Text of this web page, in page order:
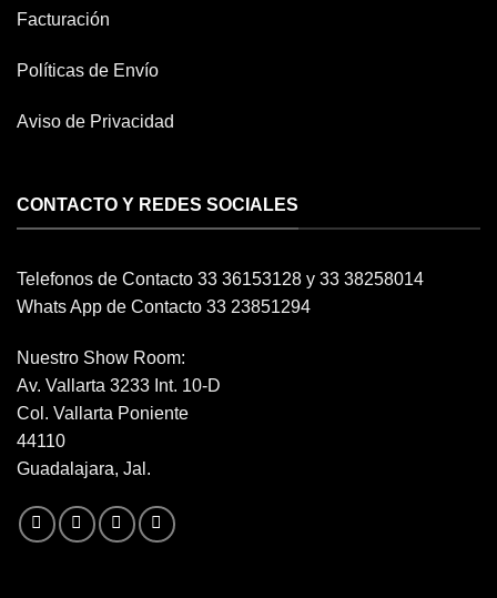
Facturación
Políticas de Envío
Aviso de Privacidad
CONTACTO Y REDES SOCIALES
Telefonos de Contacto 33 36153128 y 33 38258014
Whats App de Contacto 33 23851294
Nuestro Show Room:
Av. Vallarta 3233 Int. 10-D
Col. Vallarta Poniente
44110
Guadalajara, Jal.